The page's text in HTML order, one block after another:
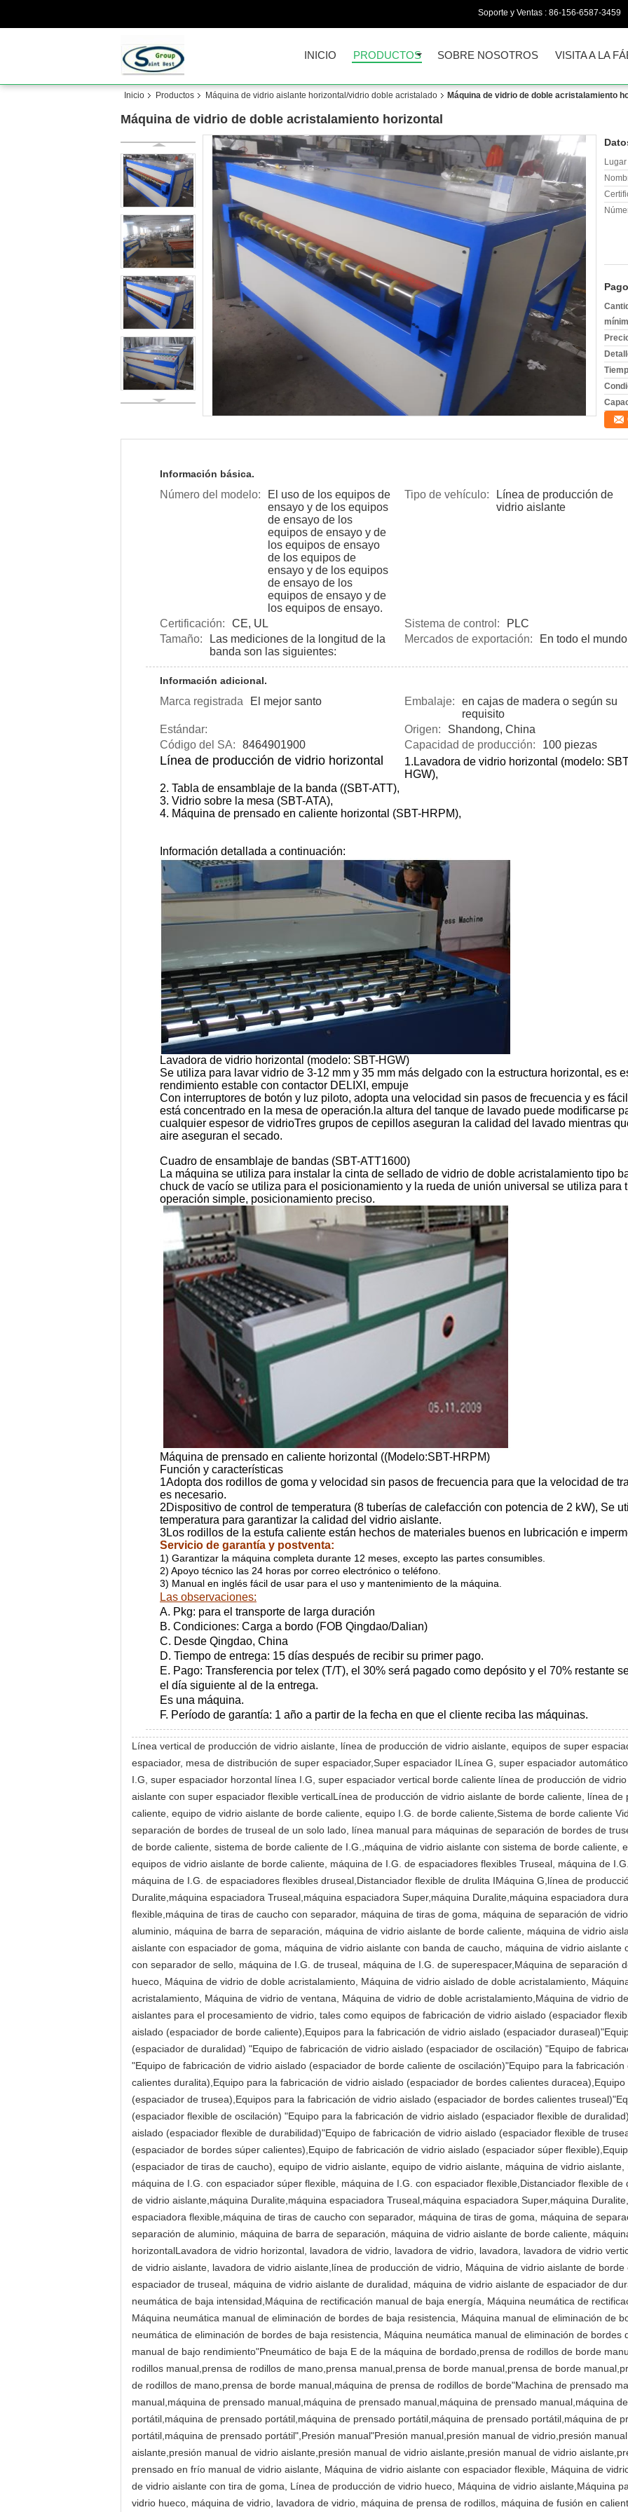
Soporte y Ventas : 86-156-6587-3459
INICIO PRODUCTOS SOBRE NOSOTROS VISITA A LA
Inicio Productos Máquina de vidrio aislante horizontal/vidrio doble acristalado Máquina de vidrio de doble acristalamiento
Máquina de vidrio de doble acristalamiento horizontal
Información básica.
Número del modelo:
El uso de los equipos de
ensayo y de los equipos
de ensayo de los
equipos de ensayo y de
los equipos de ensayo
de los equipos de
ensayo y de los equipos
de ensayo de los
equipos de ensayo y de
los equipos de ensayo.
Tipo de vehículo:
Línea de producción de
vidrio aislante
Certificación: CE, UL Sistema de control:
PLC
Tamaño:
Las mediciones de la longitud de la
banda son las siguientes:
Mercados de exportación: En todo el mundo
Información adicional.
Marca registrada El mejor santo Embalaje:
en cajas de madera o según su
requisito
Estándar:
Origen:
Shandong, China
Código del SA:
8464901900 Capacidad de producción: 100 piezas
Línea de producción de vidrio horizontal 1. Lavadora de vidrio horizontal (modelo:
HGW),
2. Tabla de ensamblaje de la banda ((SBT-ATT),
3. Vidrio sobre la mesa (SBT-ATA),
4. Máquina de prensado en caliente horizontal (SBT-HRPM),
Información detallada a continuación:
Lavadora de vidrio horizontal (modelo: SBT-HGW)
Se utiliza para lavar vidrio de 3-12 mm y 35 mm más delgado con la estructura horizontal, es
rendimiento estable con contactor DELIXI, empuje
Con interruptores de botón y luz piloto, adopta una velocidad sin pasos de frecuencia y es
está concentrado en la mesa de operación.la altura del tanque de lavado puede modificarse
cualquier espesor de vidrioTres grupos de cepillos aseguran la calidad del lavado mientras
aire aseguran el secado.
Cuadro de ensamblaje de bandas (SBT-ATT1600)
La máquina se utiliza para instalar la cinta de sellado de vidrio de doble acristalamiento tipo
chuck de vacío se utiliza para el posicionamiento y la rueda de unión universal se utiliza para
operación simple, posicionamiento preciso.
Máquina de prensado en caliente horizontal ((Modelo:SBT-HRPM)
Función y características
1Adopta dos rodillos de goma y velocidad sin pasos de frecuencia para que la velocidad de
es necesario.
2Dispositivo de control de temperatura (8 tuberías de calefacción con potencia de 2 kW), Se
temperatura para garantizar la calidad del vidrio aislante.
3Los rodillos de la estufa caliente están hechos de materiales buenos en lubricación e
Servicio de garantía y postventa:
1) Garantizar la máquina completa durante 12 meses, excepto las partes consumibles.
2) Apoyo técnico las 24 horas por correo electrónico o teléfono.
3) Manual en inglés fácil de usar para el uso y mantenimiento de la máquina.
Las observaciones:
A. Pkg: para el transporte de larga duración
B. Condiciones: Carga a bordo (FOB Qingdao/Dalian)
C. Desde Qingdao, China
D. Tiempo de entrega: 15 días después de recibir su primer pago.
E. Pago: Transferencia por telex (T/T), el 30% será pagado como depósito y el 70% restante
el día siguiente al de la entrega.
Es una máquina.
F. Período de garantía: 1 año a partir de la fecha en que el cliente reciba las máquinas.
Línea vertical de producción de vidrio aislante, línea de producción de vidrio aislante, equipos de super
espaciador, mesa de distribución de super espaciador,Super espaciador ILínea G, super espaciador
I.G, super espaciador horzontal línea I.G, super espaciador vertical borde caliente línea de producción de
aislante con super espaciador flexible verticalLínea de producción de vidrio aislante de borde caliente, línea
caliente, equipo de vidrio aislante de borde caliente, equipo I.G. de borde caliente,Sistema de borde caliente
separación de bordes de truseal de un solo lado, línea manual para máquinas de separación de bordes de
de borde caliente, sistema de borde caliente de I.G.,máquina de vidrio aislante con sistema de borde caliente,
equipos de vidrio aislante de borde caliente, máquina de I.G. de espaciadores flexibles Truseal, máquina de
máquina de I.G. de espaciadores flexibles druseal,Distanciador flexible de drulita IMáquina G,línea de
Duralite,máquina espaciadora Truseal,máquina espaciadora Super,máquina Duralite,máquina espaciadora
flexible,máquina de tiras de caucho con separador, máquina de tiras de goma, máquina de separación de
aluminio, máquina de barra de separación, máquina de vidrio aislante de borde caliente, máquina de vidrio
aislante con espaciador de goma, máquina de vidrio aislante con banda de caucho, máquina de vidrio aislante
con separador de sello, máquina de I.G. de truseal, máquina de I.G. de superespacer,Máquina de separación
hueco, Máquina de vidrio de doble acristalamiento, Máquina de vidrio aislado de doble acristalamiento,
acristalamiento, Máquina de vidrio de ventana, Máquina de vidrio de doble acristalamiento,Máquina de vidrio
aislantes para el procesamiento de vidrio, tales como equipos de fabricación de vidrio aislado (espaciador
aislado (espaciador de borde caliente),Equipos para la fabricación de vidrio aislado (espaciador
(espaciador de duralidad) "Equipo de fabricación de vidrio aislado (espaciador de oscilación) "Equipo de
"Equipo de fabricación de vidrio aislado (espaciador de borde caliente de oscilación)"Equipo para la
calientes duralita),Equipo para la fabricación de vidrio aislado (espaciador de bordes calientes
(espaciador de trusea),Equipos para la fabricación de vidrio aislado (espaciador de bordes calientes
(espaciador flexible de oscilación) "Equipo para la fabricación de vidrio aislado (espaciador flexible de
aislado (espaciador flexible de durabilidad)"Equipo de fabricación de vidrio aislado (espaciador flexible de
(espaciador de bordes súper calientes),Equipo de fabricación de vidrio aislado (espaciador súper
(espaciador de tiras de caucho), equipo de vidrio aislante, equipo de vidrio aislante, máquina de vidrio
máquina de I.G. con espaciador súper flexible, máquina de I.G. con espaciador flexible,Distanciador flexible
de vidrio aislante,máquina Duralite,máquina espaciadora Truseal,máquina espaciadora Super,máquina
espaciadora flexible,máquina de tiras de caucho con separador, máquina de tiras de goma, máquina de
separación de aluminio, máquina de barra de separación, máquina de vidrio aislante de borde caliente,
horizontalLavadora de vidrio horizontal, lavadora de vidrio, lavadora de vidrio, lavadora, lavadora de vidrio
de vidrio aislante, lavadora de vidrio aislante,línea de producción de vidrio, Máquina de vidrio aislante de
espaciador de truseal, máquina de vidrio aislante de duralidad, máquina de vidrio aislante de espaciador de
neumática de baja intensidad,Máquina de rectificación manual de baja energía, Máquina neumática de
Máquina neumática manual de eliminación de bordes de baja resistencia, Máquina manual de eliminación de
neumática de eliminación de bordes de baja resistencia, Máquina neumática manual de eliminación de bordes
manual de bajo rendimiento"Pneumático de baja E de la máquina de bordado,prensa de rodillos de borde
rodillos manual,prensa de rodillos de mano,prensa manual,prensa de borde manual,prensa de borde
de rodillos de mano,prensa de borde manual,máquina de prensa de rodillos de borde"Machina de prensado
manual,máquina de prensado manual,máquina de prensado manual,máquina de prensado manual,máquina
portátil,máquina de prensado portátil,máquina de prensado portátil,máquina de prensado portátil,máquina de
portátil,máquina de prensado portátil",Presión manual"Presión manual,presión manual de vidrio,presión
aislante,presión manual de vidrio aislante,presión manual de vidrio aislante,presión manual de vidrio
prensado en frío manual de vidrio aislante, Máquina de vidrio aislante con espaciador flexible, Máquina de
de vidrio aislante con tira de goma, Línea de producción de vidrio hueco, Máquina de vidrio aislante,Máquina
vidrio hueco, máquina de vidrio, lavadora de vidrio, máquina de prensa de rodillos, máquina de fusión en